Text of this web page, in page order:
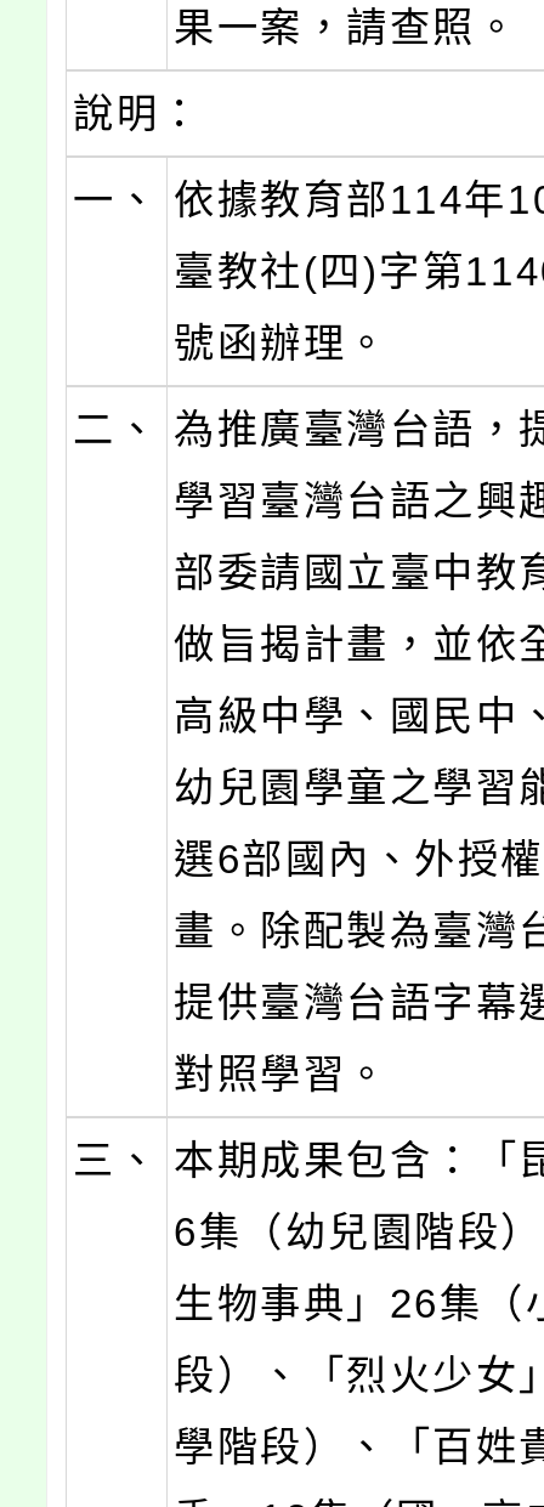
果一案，請查照。
說明：
一、
依據教育部114年
臺教社(四)字第
號函辦理。
二、
為推廣臺灣台語，
學習臺灣台語之興
部委請國立臺中教
做旨揭計畫，並依
高級中學、國民中
幼兒園學童之學習
選6部國內、外授
畫。除配製為臺灣
提供臺灣台語字幕
對照學習。
三、
本期成果包含：「
6集（幼兒園階段
生物事典」26集（
段）、「烈火少女
學階段）、「百姓